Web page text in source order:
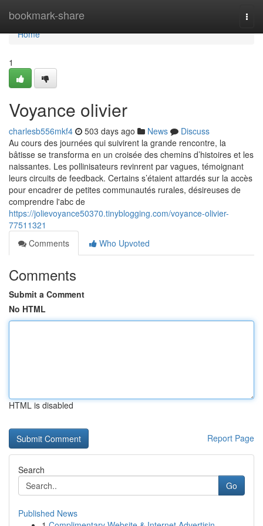
bookmark-share
Home
Home
1
Voyance olivier
charlesb556mkf4 503 days ago News
Discuss
Au cours des journées qui suivirent la grande rencontre, la
bâtisse se transforma en un croisée des chemins d’histoires et les
naissantes. Les pollinisateurs revinrent par vagues, témoignant
leurs circuits de feedback. Certains s’étaient attardés sur la accès
pour encadrer de petites communautés rurales, désireuses de
comprendre l'abc de
https://jolievoyance50370.tinyblogging.com/voyance-olivier-
77511321
Comments
Who Upvoted
Comments
Submit a Comment
No HTML
HTML is disabled
Report Page
Search
Go
Published News